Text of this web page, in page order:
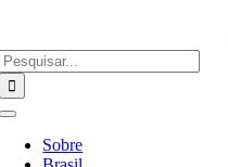
o
conteúdo
Alternar
Navegação
Sobre